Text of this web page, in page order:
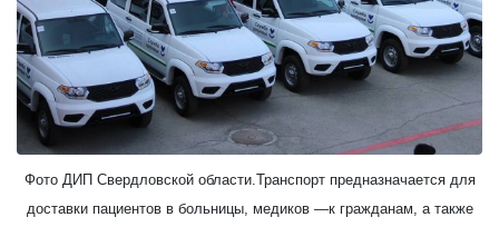
Фото ДИП Свердловской области.Транспорт предназначается для
доставки пациентов в больницы, медиков —к гражданам, а также